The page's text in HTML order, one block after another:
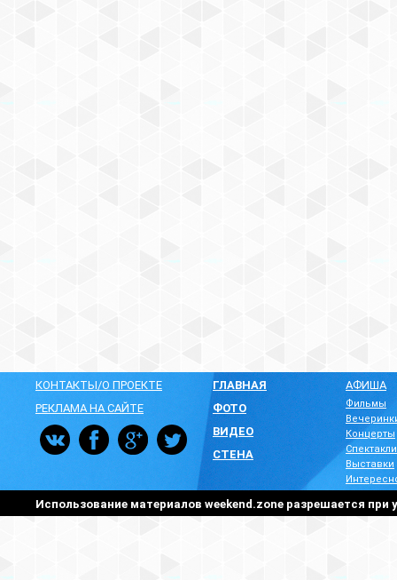
КОНТАКТЫ/О ПРОЕКТЕ
РЕКЛАМА НА САЙТЕ
ГЛАВНАЯ
ФОТО
ВИДЕО
СТЕНА
АФИША
Фильмы
Концерты
Спектакли
Выставки
Использование материалов weekend.zone разрешается